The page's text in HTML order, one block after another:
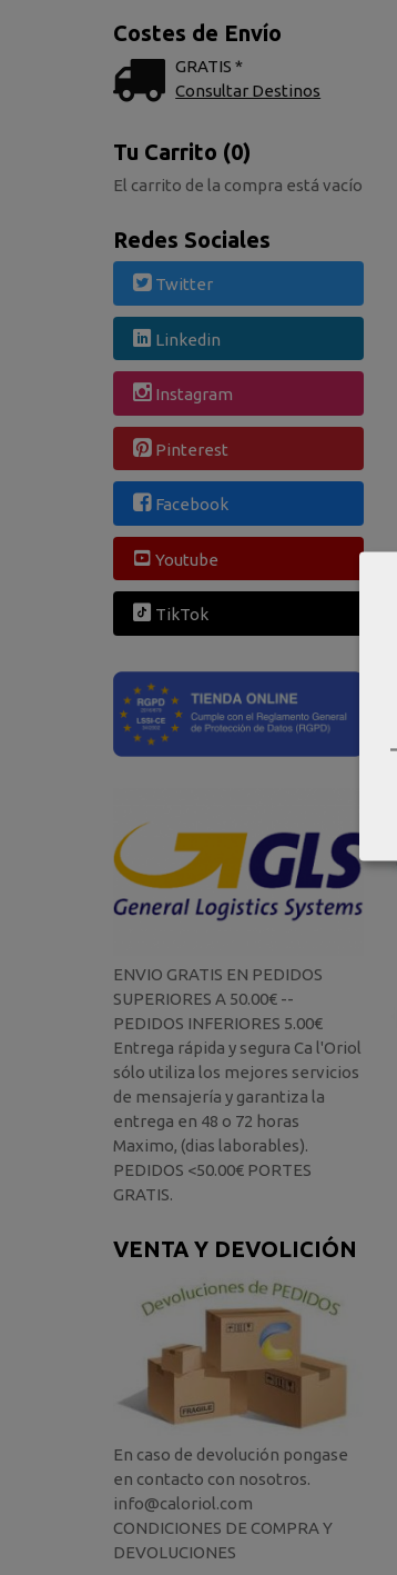
Costes de Envío
GRATIS *
Consultar Destinos
Tu Carrito (0)
El carrito de la compra está vacío
Redes Sociales
Twitter
Linkedin
Instagram
Pinterest
Facebook
Youtube
TikTok
ENVIO GRATIS EN PEDIDOS
SUPERIORES A 50.00€ --
PEDIDOS INFERIORES 5.00€
Entrega rápida y segura Ca l'Oriol
sólo utiliza los mejores servicios
de mensajería y garantiza la
entrega en 48 o 72 horas
Maximo, (dias laborables).
PEDIDOS <50.00€ PORTES
GRATIS.
VENTA Y DEVOLICIÓN
En caso de devolución pongase
en contacto con nosotros.
info@caloriol.com
CONDICIONES DE COMPRA Y
DEVOLUCIONES